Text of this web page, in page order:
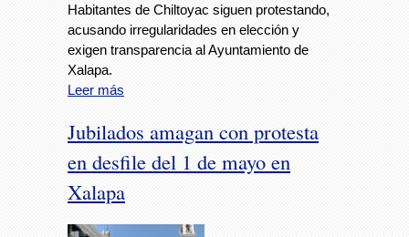
Habitantes de Chiltoyac siguen protestando,
acusando irregularidades en elección y
exigen transparencia al Ayuntamiento de
Xalapa.
Leer más
Jubilados amagan con protesta
en desfile del 1 de mayo en
Xalapa